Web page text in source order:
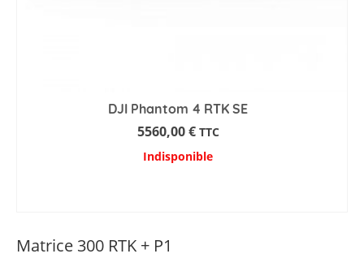
DJI Phantom 4 RTK SE
5560,00€ TTC
Indisponible
Matrice 300 RTK + P1